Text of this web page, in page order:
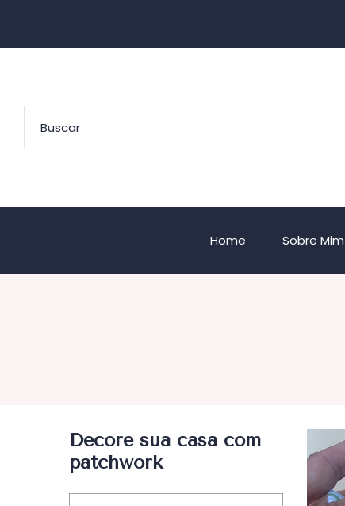
Home Sobre Mim
Decore sua casa com
patchwork